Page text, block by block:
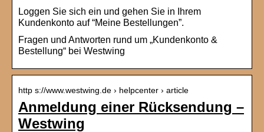
Loggen Sie sich ein und gehen Sie in Ihrem
Kundenkonto auf “Meine Bestellungen”.
Fragen und Antworten rund um „Kundenkonto &
Bestellung“ bei Westwing
http s://www.westwing.de › helpcenter › article
Anmeldung einer Rücksendung –
Westwing